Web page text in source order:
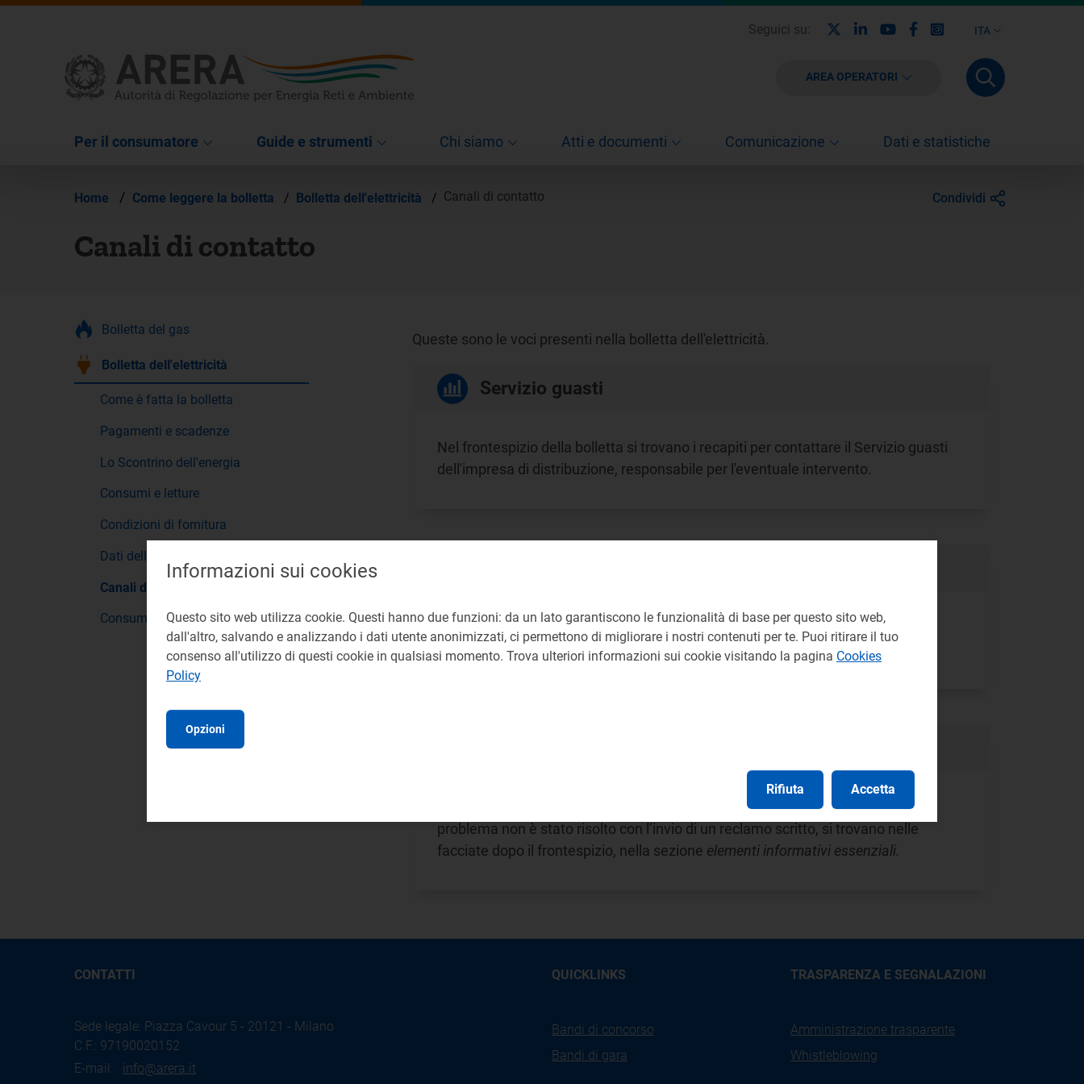
ITA
Seguici su: LinkedinYoutubeFacebook
Instagram
AREA OPERATORI
Per il consumatore Guide e strumenti Chi siamo Atti e documenti Comunicazione Dati e statistiche
Home / Come leggere la bolletta / Bolletta dell'elettricità / Canali di contatto Condividi
Canali di contatto
Bolletta del gas
Bolletta dell'elettricità
Come è fatta la bolletta
Pagamenti e scadenze
Lo Scontrino dell'energia
Consumi e letture
Condizioni di fornitura
Dati della fornitura
Canali di contatto
Consumo consapevole
Queste sono le voci presenti nella bolletta dell'elettricità.
Servizio guasti
Nel frontespizio della bolletta si trovano i recapiti per contattare il Servizio guasti
dell'impresa di distribuzione, responsabile per l'eventuale intervento.
I recapiti per contattare il servizio clienti del venditore, chiedere informazioni o
inviare un reclamo sono indicati nel frontespizio.
Le modalità da seguire per attivare una procedura di conciliazione, quando un
problema non è stato risolto con l’invio di un reclamo scritto, si trovano nelle
facciate dopo il frontespizio, nella sezione elementi informativi essenziali.
CONTATTI
Sede legale: Piazza Cavour 5 - 20121 - Milano
C.F.: 97190020152
E-mail: info@arera.it
QUICKLINKS
Bandi di concorso
Bandi di gara
TRASPARENZA E SEGNALAZIONI
Amministrazione trasparente
Whistleblowing
Informazioni sui cookies
Questo sito web utilizza cookie. Questi hanno due funzioni: da un lato garantiscono le funzionalità di base per questo sito web,
dall'altro, salvando e analizzando i dati utente anonimizzati, ci permettono di migliorare i nostri contenuti per te. Puoi ritirare il tuo
consenso all'utilizzo di questi cookie in qualsiasi momento. Trova ulteriori informazioni sui cookie visitando la pagina Cookies
Policy
Opzioni
Rifiuta Accetta